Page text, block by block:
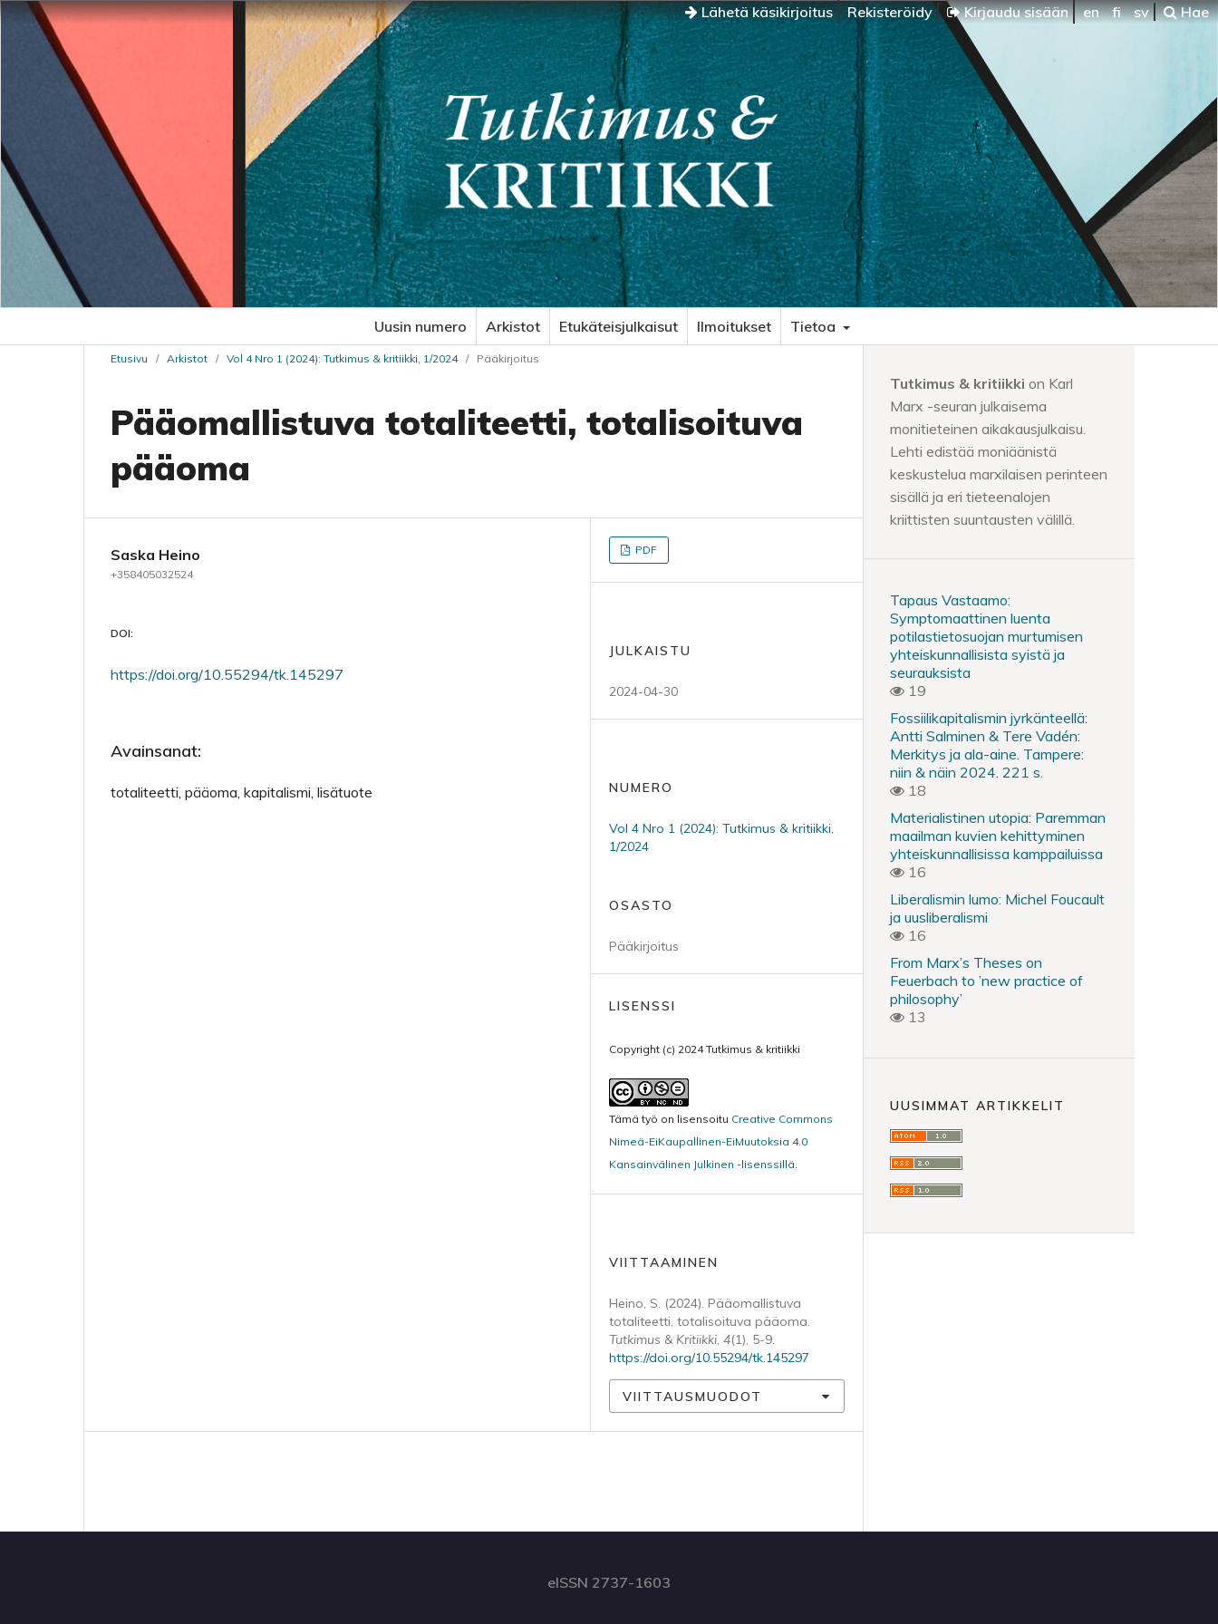
Lähetä käsikirjoitus Rekisteröidy Kirjaudu sisään en fi sv Hae
Uusin numero Arkistot Etukäteisjulkaisut Ilmoitukset Tietoa
Etusivu / Arkistot / Vol 4 Nro 1 (2024): Tutkimus & kritiikki, 1/2024 / Pääkirjoitus
Pääomallistuva totaliteetti, totalisoituva
pääoma
Saska Heino
+358405032524
DOI:
https://doi.org/10.55294/tk.145297
Avainsanat:
totaliteetti, pääoma, kapitalismi, lisätuote
PDF
JULKAISTU
2024-04-30
NUMERO
Vol 4 Nro 1 (2024): Tutkimus & kritiikki,
1/2024
OSASTO
Pääkirjoitus
LISENSSI
Copyright (c) 2024 Tutkimus & kritiikki
Tämä työ on lisensoitu Creative Commons
Nimeä-EiKaupallinen-EiMuutoksia 4.0
Kansainvälinen Julkinen -lisenssillä.
VIITTAAMINEN
Heino, S. (2024). Pääomallistuva
totaliteetti, totalisoituva pääoma.
Tutkimus & Kritiikki, 4(1), 5-9.
https://doi.org/10.55294/tk.145297
VIITTAUSMUODOT
Tutkimus & kritiikki on Karl
Marx -seuran julkaisema
monitieteinen aikakausjulkaisu.
Lehti edistää moniäänistä
keskustelua marxilaisen perinteen
sisällä ja eri tieteenalojen
kriittisten suuntausten välillä.
Tapaus Vastaamo:
Symptomaattinen luenta
potilastietosuojan murtumisen
yhteiskunnallisista syistä ja
seurauksista
19
Fossiilikapitalismin jyrkänteellä:
Antti Salminen & Tere Vadén:
Merkitys ja ala-aine. Tampere:
niin & näin 2024. 221 s.
18
Materialistinen utopia: Paremman
maailman kuvien kehittyminen
yhteiskunnallisissa kamppailuissa
16
Liberalismin lumo: Michel Foucault
ja uusliberalismi
16
From Marx’s Theses on
Feuerbach to ’new practice of
philosophy’
13
UUSIMMAT ARTIKKELIT
eISSN 2737-1603